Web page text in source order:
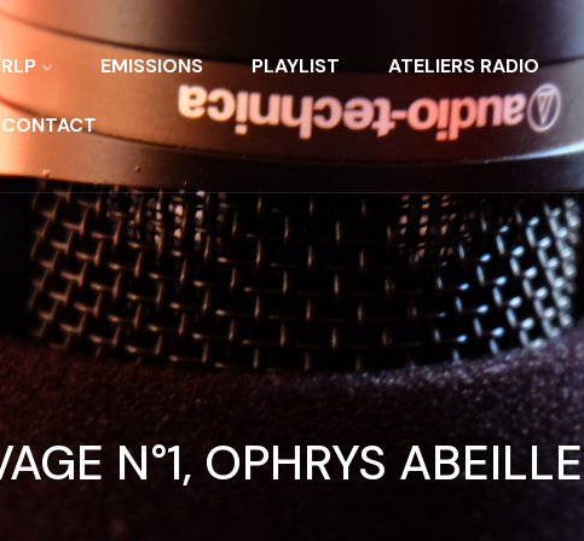
RLP EMISSIONS PLAYLIST ATELIERS RADIO
CONTACT
N°1, OPHRYS ABEILLE